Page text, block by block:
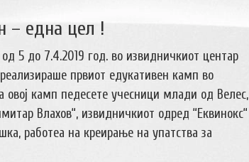
– една цел !
5 до 7.4.2019 год. во извидничкиот центар
првиот едукативен камп во
овој камп педесете учесници млади од Велес,
Влахов“, извидничкиот одред “Еквинокс“
работеа на креирање на упатства за